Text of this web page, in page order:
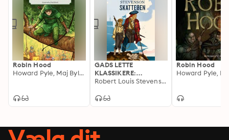
Robin Hood
Howard Pyle, Maj Bylock
GADS LETTE
KLASSIKERE:
Skatteøen
Robert Louis Stevenson
Robin Hood